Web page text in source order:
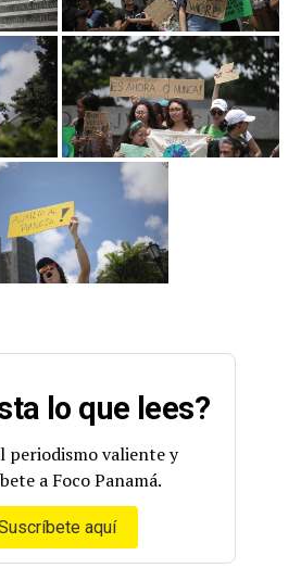
lo que lees?
periodismo valiente y
a Foco Panamá.
aquí